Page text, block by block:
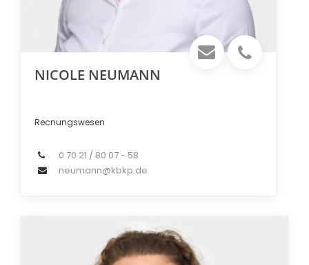
NICOLE NEUMANN
Recnungswesen
0 70 21 / 80 07 - 58
neumann@kbkp.de